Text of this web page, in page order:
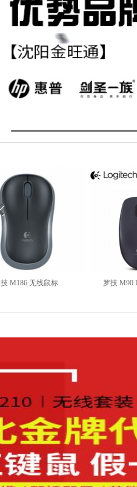
凯迪威【VR6黑色字符】发光键
剑圣